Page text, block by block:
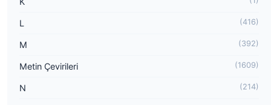
L (416)
M (392)
Metin Çevirileri (1609)
N (214)